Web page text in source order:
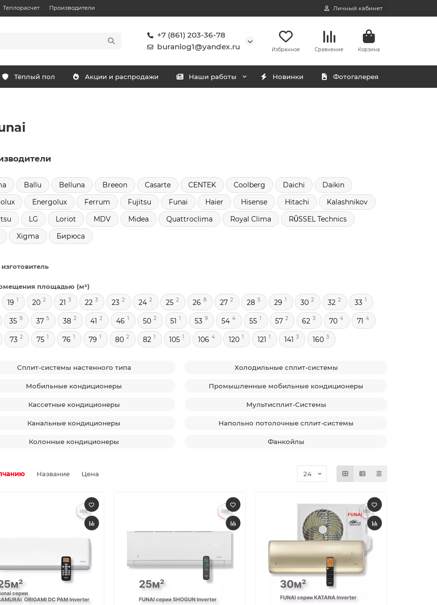
Теплорасчет Производители Личный кабинет
+7 (861) 203-36-78
buranlog1@yandex.ru
Избранное Сравнение Корзина
Тёплый пол Акции и распродажи Наши работы Новинки Фотогалерея
Ballu Belluna Breeon Casarte CENTEK Coolberg Daichi
Daikin
Energolux Ferrum Fujitsu Funai Haier Hisense Hitachi
Kalashnikov
LG Loriot MDV Midea Quattroclima Royal Clima
RŬSSEL Technics
Xigma Бирюса
площадью (м²)
19 1 20 2 21 3 22 3 23 2 24 2 25 2 26 8 27 2 28 5 29 1 30 2 32 2 33 1
35 9 37 5 38 2 41 2 46 1 50 2 51 1 53 9 54 4 55 1 57 2 62 3 70 4 71 4
73 2 75 1 76 1 79 1 80 2 82 1 105 1 106 4 120 1 121 1 141 3 160 3
Сплит-системы настенного типа Холодильные сплит-системы
Мобильные кондиционеры Промышленные мобильные кондиционеры
Кассетные кондиционеры Мультисплит-Системы
Канальные кондиционеры Напольно потолочные сплит-системы
Колонные кондиционеры Фанкойлы
Название Цена